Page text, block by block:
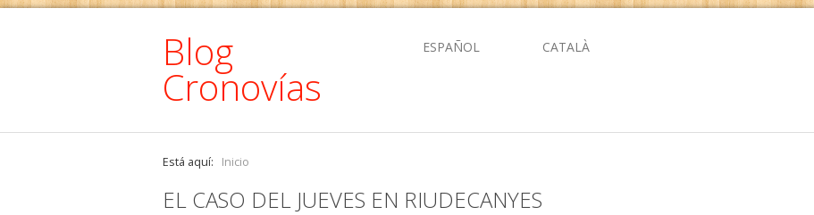
Blog
Cronovías
ESPAÑOL CATALÀ
Está aquí: Inicio
EL CASO DEL JUEVES EN RIUDECANYES